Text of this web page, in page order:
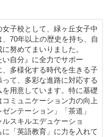
子校として、緑ヶ丘女子中
70年以上の歴史を持ち、自
努めてまいりました。
自分』に全力でサポー
、多様化する時代を生きる子
って、多彩な進路に対応する
用意しています。特に基礎
コミュニケーション力の向上
ンテーション」「茶道」
ルスキルエデュケーショ
に「英語教育」に力を入れて